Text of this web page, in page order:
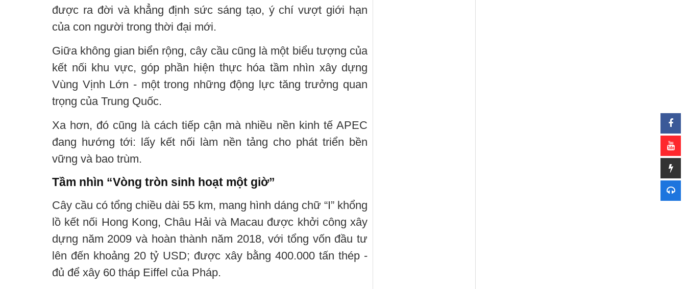
được ra đời và khẳng định sức sáng tạo, ý chí vượt giới hạn
của con người trong thời đại mới.
Giữa không gian biển rộng, cây cầu cũng là một biểu tượng của
kết nối khu vực, góp phần hiện thực hóa tầm nhìn xây dựng
Vùng Vịnh Lớn - một trong những động lực tăng trưởng quan
trọng của Trung Quốc.
Xa hơn, đó cũng là cách tiếp cận mà nhiều nền kinh tế APEC
đang hướng tới: lấy kết nối làm nền tảng cho phát triển bền
vững và bao trùm.
Tầm nhìn “Vòng tròn sinh hoạt một giờ”
Cây cầu có tổng chiều dài 55 km, mang hình dáng chữ “I” khổng
lồ kết nối Hong Kong, Châu Hải và Macau được khởi công xây
dựng năm 2009 và hoàn thành năm 2018, với tổng vốn đầu tư
lên đến khoảng 20 tỷ USD; được xây bằng 400.000 tấn thép -
đủ để xây 60 tháp Eiffel của Pháp.